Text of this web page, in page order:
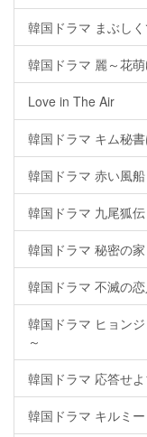
韓国ドラマ まぶし
韓国ドラマ 麗～花
Love in The Air
韓国ドラマ キム秘
韓国ドラマ 赤い風
韓国ドラマ 九尾狐
韓国ドラマ 秘密の
韓国ドラマ 不滅の恋
韓国ドラマ ヒョン
～
韓国ドラマ 応答せ
韓国ドラマ キルミ